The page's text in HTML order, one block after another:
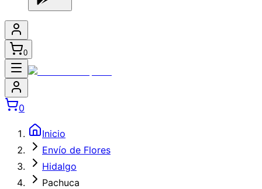
0
0
Inicio
Envío de Flores
Hidalgo
Pachuca